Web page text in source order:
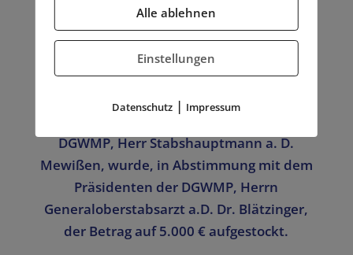
„Frau“ zu bringen. Ihr gleich tat dies für das
Soldatenhilfswerk, dessen
stellvertretender Vorsitzender, Herr
Generalstabsarzt Dr. Schoeps. Am Ende
kamen so über 2.300 € an Erlös zusammen.
DGWMP, Herr Stabshauptmann a. D.
Mewißen, wurde, in Abstimmung mit dem
Präsidenten der DGWMP, Herrn
Generaloberstabsarzt a.D. Dr. Blätzinger,
der Betrag auf 5.000 € aufgestockt.
Alle ablehnen
Einstellungen
Datenschutz | Impressum